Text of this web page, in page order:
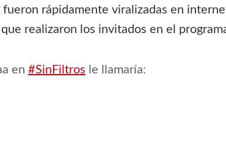
rápidamente viralizadas en
realizaron los invitados en el
en #SinFiltros le llamaría: